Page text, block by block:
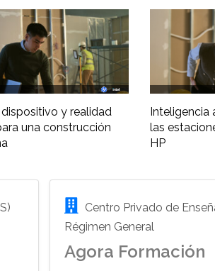
dispositivo y realidad
una construcción
Inteligencia
las
HP
Centro Privado de
Régimen General
Agora Formación